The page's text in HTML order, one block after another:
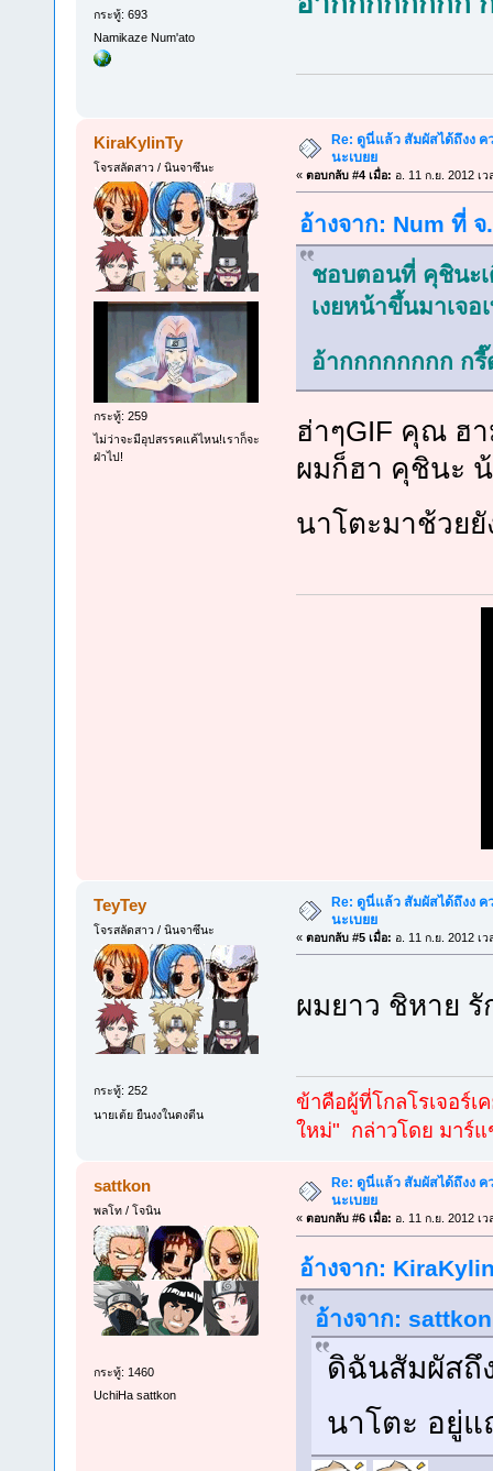
กระทู้: 693
Namikaze Num'ato
KiraKylinTy
โจรสลัดสาว / นินจาซึนะ
กระทู้: 259
ไม่ว่าจะมีอุปสรรคแค้ไหน!เราก็จะ
ฝ่าไป!
Re: ดูนี่แล้ว สัมผัสได้ถึงง
นะเบยย
« ตอบกลับ #4 เมื่อ: อ. 11 ก.ย. 2012 เ
อ้างจาก: Num ที่ จ
ชอบตอนที่ คุชินะ
เงยหน้าขึ้นมาเจ
อ้ากกกกกกกก ก
ฮ่าๆGIF คุณ ฮ
ผมก็ฮา คุชินะ
นาโตะมาช้วย
TeyTey
โจรสลัดสาว / นินจาซึนะ
กระทู้: 252
นายเต้ย ยืนงงในดงตีน
Re: ดูนี่แล้ว สัมผัสได้ถึงง
นะเบยย
« ตอบกลับ #5 เมื่อ: อ. 11 ก.ย. 2012 เ
ผมยาว ชิหาย
ข้าคือผู้ที่โกลโรเจอร์เ
ใหม่" กล่าวโดย มาร์
sattkon
พลโท / โจนิน
กระทู้: 1460
UchiHa sattkon
Re: ดูนี่แล้ว สัมผัสได้ถึงง
นะเบยย
« ตอบกลับ #6 เมื่อ: อ. 11 ก.ย. 2012 เ
อ้างจาก:
อ้างจาก:
ดิฉันสัมผัสถึ
นาโตะ อยู่แ